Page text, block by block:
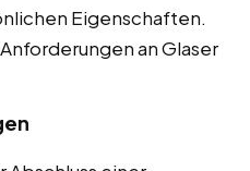
Eigenschaften.
an Glaser